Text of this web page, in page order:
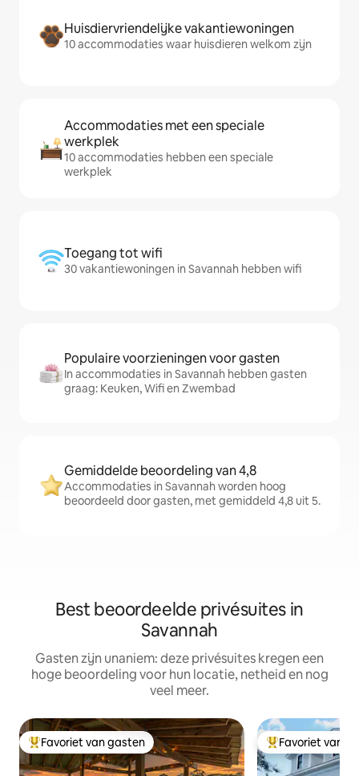
Huisdiervriendelijke vakantiewoningen
10 accommodaties waar huisdieren welkom zijn
Accommodaties met een speciale
werkplek
10 accommodaties hebben een speciale
werkplek
Toegang tot wifi
30 vakantiewoningen in Savannah hebben wifi
Populaire voorzieningen voor gasten
In accommodaties in Savannah hebben gasten
graag: Keuken, Wifi en Zwembad
Gemiddelde beoordeling van 4,8
Accommodaties in Savannah worden hoog
beoordeeld door gasten, met gemiddeld 4,8 uit 5.
Best beoordeelde privésuites in
Savannah
Gasten zijn unaniem: deze privésuites kregen een
hoge beoordeling voor hun locatie, netheid en nog
veel meer.
Topfavoriet van gasten
Favoriet van gasten Topfavoriet van
Favoriet van